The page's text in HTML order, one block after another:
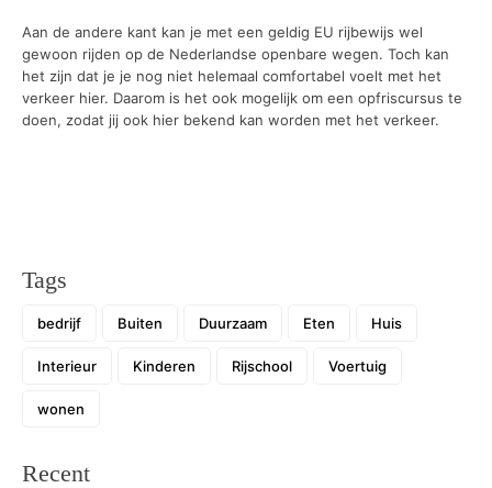
Aan de andere kant kan je met een geldig EU rijbewijs wel
gewoon rijden op de Nederlandse openbare wegen. Toch kan
het zijn dat je je nog niet helemaal comfortabel voelt met het
verkeer hier. Daarom is het ook mogelijk om een opfriscursus te
doen, zodat jij ook hier bekend kan worden met het verkeer.
Tags
bedrijf Buiten Duurzaam Eten Huis
Interieur Kinderen Rijschool Voertuig
wonen
Recent